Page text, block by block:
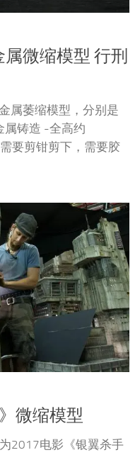
属微缩模型 行刑
属萎缩模型，分别是
属铸造 -全高约
要剪钳剪下，需要胶
微缩模型
2017电影《银翼杀手